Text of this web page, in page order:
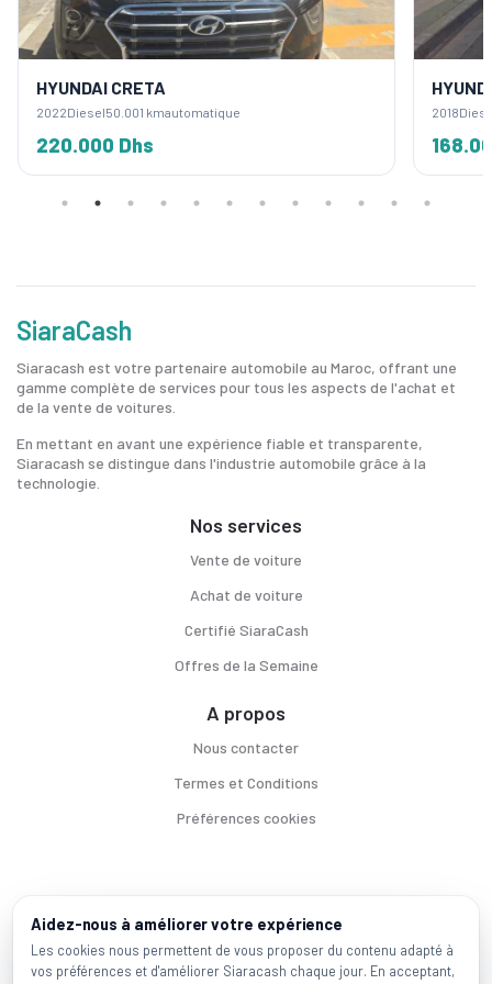
HYUNDAI CRETA
2022Diesel50.001 kmautomatique
220.000 Dhs
2018
SiaraCash
Siaracash est votre partenaire automobile au Maroc, offrant une
gamme complète de services pour tous les aspects de l'achat et
de la vente de voitures.
En mettant en avant une expérience fiable et transparente,
Siaracash se distingue dans l'industrie automobile grâce à la
technologie.
Nos services
Vente de voiture
Achat de voiture
Certifié SiaraCash
Offres de la Semaine
A propos
Nous contacter
Termes et Conditions
Préférences cookies
Voitures par ville
Casablanca | | Mohammadia |Salé | |
Marques populaires
Aidez-nous à améliorer votre expérience
Les cookies nous permettent de vous proposer du contenu adapté à
vos préférences et d'améliorer Siaracash chaque jour. En acceptant,